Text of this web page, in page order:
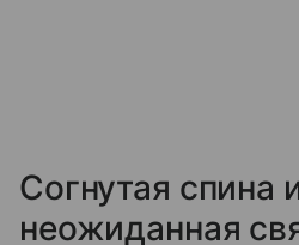
Согнутая спина
неожиданная